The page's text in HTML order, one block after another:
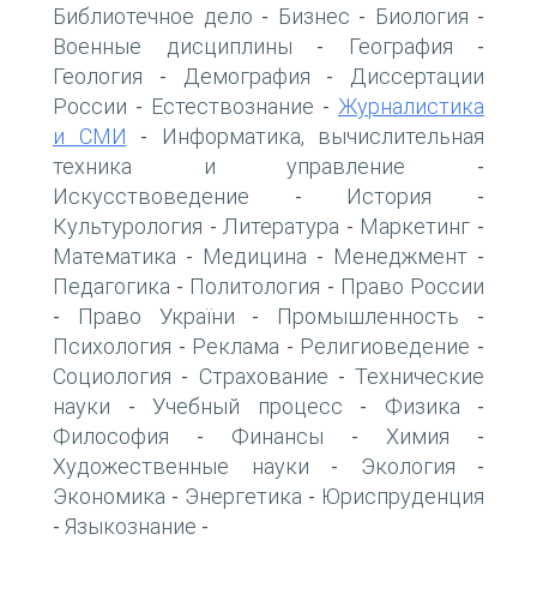
Библиотечное дело - Бизнес - Биология -
Военные дисциплины - География -
Геология - Демография -
Диссертации
России - Естествознание - Журналистика
и СМИ -
Информатика, вычислительная
техника и управление -
Искусствоведение - История -
Культурология - Литература - Маркетинг -
Математика - Медицина - Менеджмент -
Педагогика - Политология - Право России
- Право України - Промышленность -
Психология - Реклама - Религиоведение -
Социология - Страхование - Технические
науки - Учебный процесс - Физика -
Философия - Финансы - Химия -
Художественные науки - Экология -
Экономика - Энергетика - Юриспруденция
- Языкознание -